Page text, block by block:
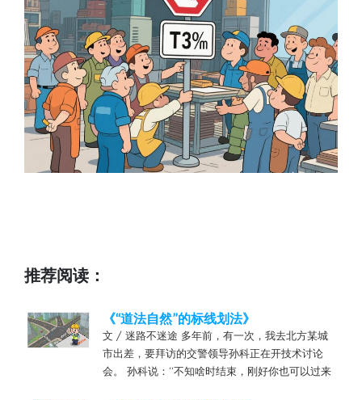
推荐阅读：
《“道法自然”的标线划法》
文 / 迷路不迷途 多年前，有一次，我去北方某城
市出差，要拜访的交警领导孙科正在开技术讨论
会。 孙科说：“不知啥时结束，刚好你也可以过来